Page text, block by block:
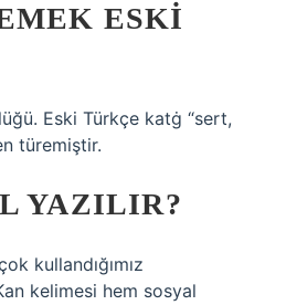
ESKI
Eski Türkçe katġ “sert,
türemiştir.
YAZILIR?
kullandığımız
kelimesi hem sosyal